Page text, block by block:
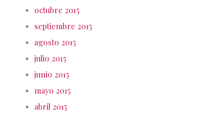
octubre 2015
septiembre 2015
agosto 2015
julio 2015
junio 2015
mayo 2015
abril 2015